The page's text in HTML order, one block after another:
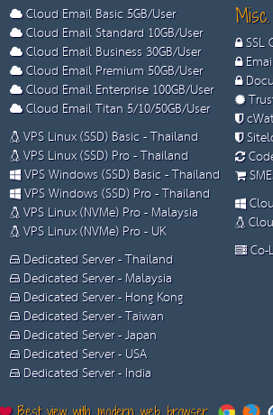
Cloud Email Basic 5GB/User
Cloud Email Standard 10GB/User
Cloud Email Business 30GB/User
Cloud Email Premium 50GB/User
Cloud Email Enterprise 100GB/User
Cloud Email Titan 5/10/50GB/User
VPS Linux (SSD) Basic - Thailand
VPS Linux (SSD) Pro - Thailand
VPS Windows (SSD) Basic - Thailand
VPS Windows (SSD) Pro - Thailand
VPS Linux (NVMe) Pro - Malaysia
VPS Linux (NVMe) Pro - UK
Dedicated Server - Thailand
Dedicated Server - Malaysia
Dedicated Server - Hong Kong
Dedicated Server - Taiwan
Dedicated Server - Japan
Dedicated Server - USA
Dedicated Server - India
SSL
Co-